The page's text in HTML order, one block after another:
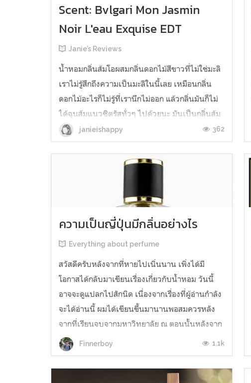
Scent: Bvlgari Mon Jasmin
Noir L'eau Exquise EDT
Janie’s Reviews
น้ำหอมกลิ่นส้มโอผสมกลิ่นดอกไม้สีขาวที่ไม่ใช่มะลิ
เราไม่รู้สึกถึงความเป็นมะลิในนี้เลย เหมือนกลิ่น
ดอกไม้อะไรก็ไม่รู้ที่เรานึกไม่ออก แล้วกลิ่นมันก็ไม่
ได้ฉุนส้มแนวซิตรัสทั่วๆ ไปด้วยนะ มันเป็นกลิ่นส้ม
โอนุ่มๆ ละมุนๆ ที่หอมดี เป็นน้ำหอมที่ไม่ฉุน แม้แต่
ตอนที่ฉีดแรกๆ ก็ไม่ฉุน เราชอบใช้ตัวนี้ในวันที่
janieishappy 362
ความเป็นญี่ปุ่นมีกลิ่นอย่างไร
Everything about perfume
สวัสดีครับหลังจากที่หายไปเนิ่นนาน เพิ่งได้มี
โอกาสได้กลับมาเขียนเรื่องเกี่ยวกับน้ำหอม วันนี้
อาจจะดูแปลกไปสักนิด เนื่องจากเรื่องที่ผู้อ่านกำลัง
จะได้อ่านนี้ ผมได้เขียนขึ้นมานานพอสมควรหลัง
จากที่เรียนจบจากมหาวิทยาลัย ณ ตอนนั้นหลังจาก
ทำวิทยานิพนธ์เรื่องน้ำหอมเสร็จ ก็ยังคงมีไฟในการ
เขียนเรื่องเกี่ยวกั...
Finnerboy 1.1k